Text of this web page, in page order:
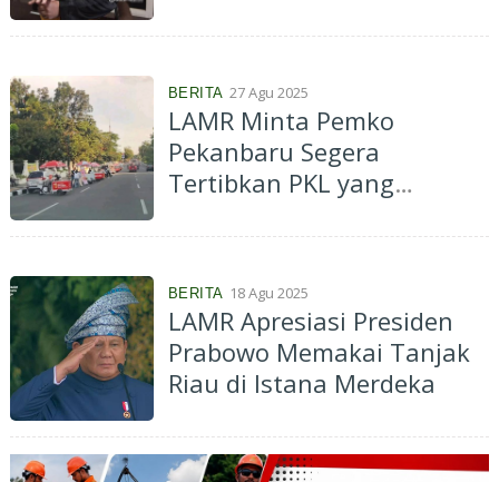
Cara Santun!
BERITA 27 Agu 2025
LAMR Minta Pemko
Pekanbaru Segera
Tertibkan PKL yang
BERITA 18 Agu 2025
LAMR Apresiasi Presiden
Prabowo Memakai Tanjak
Riau di Istana Merdeka